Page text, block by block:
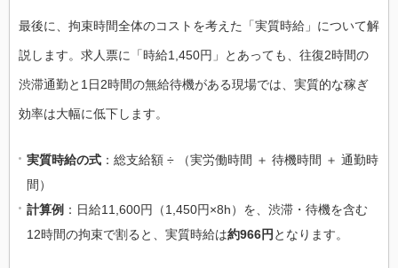
最後に、拘束時間全体のコストを考えた「実質時給」について解
説します。求人票に「時給1,450円」とあっても、往復2時間の
渋滞通勤と1日2時間の無給待機がある現場では、実質的な稼ぎ
効率は大幅に低下します。
実質時給の式 ：総支給額 ÷ （実労働時間 ＋ 待機時間 ＋ 通勤時
間）
計算例 ：日給11,600円（1,450円×8h）を、渋滞・待機を含む
12時間の拘束で割ると、実質時給は約966円 となります。